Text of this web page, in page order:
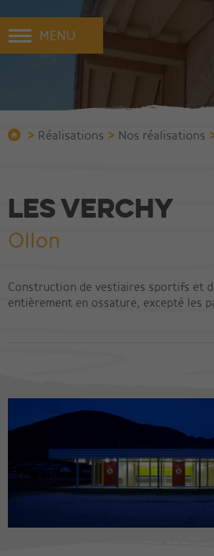
MENU
> Réalisations > Nos réalisations
Les Verchy
Ollon
Construction de vestiaires sportifs et
entièrement en ossature, excepté les